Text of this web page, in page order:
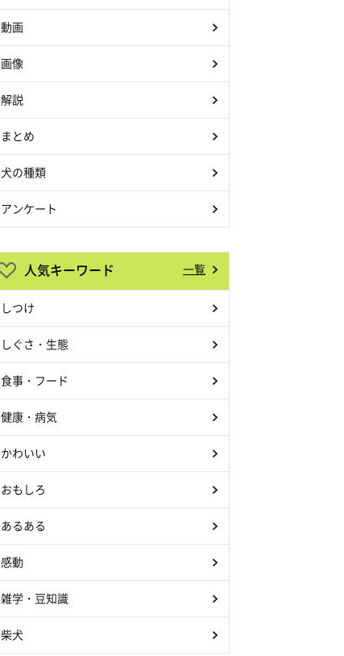
動画
画像
解説
まとめ
犬の種類
アンケート
人気キーワード 一覧
しつけ
しぐさ・生態
食事・フード
健康・病気
かわいい
おもしろ
あるある
感動
雑学・豆知識
柴犬